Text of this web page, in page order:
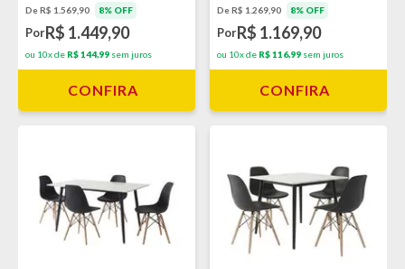
De R$ 1.569,90 8% OFF
PorR$ 1.449,90
ou 10x de R$ 144,99 sem juros
CONFIRA
De R$ 1.269,90 8% OFF
PorR$ 1.169,90
ou 10x de R$ 116,99 sem juros
CONFIRA